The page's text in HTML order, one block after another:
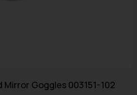
Mirror Goggles 003151-102